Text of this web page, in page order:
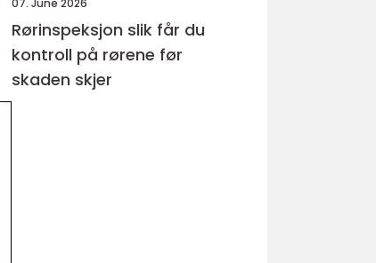
07. June 2026
Rørinspeksjon slik får du
kontroll på rørene før
skaden skjer